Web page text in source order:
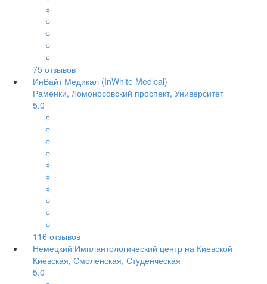
75 отзывов
ИнВайт Медикал (InWhite Medical)
Раменки, Ломоносовский проспект, Университет
5.0
116 отзывов
Немецкий Имплантологический центр на Киевской
Киевская, Смоленская, Студенческая
5.0